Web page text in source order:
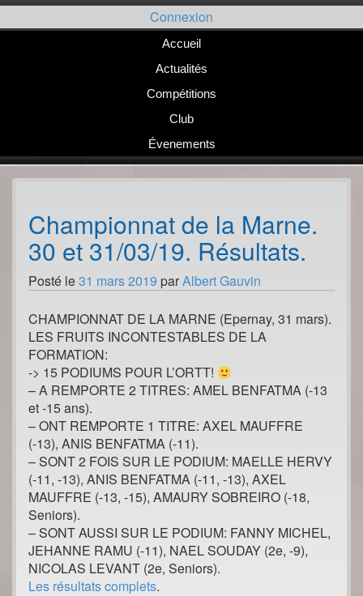
Passer
au
Connexion
Accueil
Actualités
Compétitions
Club
Évenements
Championnat de la Marne.
30 et 31/03/19. Résultats.
Posté le31 mars 2019 parAlbert Gauvin
CHAMPIONNAT DE LA MARNE (Epernay, 31 mars).
LES FRUITS INCONTESTABLES DE LA
FORMATION:
-> 15 PODIUMS POUR L’ORTT!
– A REMPORTE 2 TITRES: AMEL BENFATMA (-13
et -15 ans).
– ONT REMPORTE 1 TITRE: AXEL MAUFFRE
(-13), ANIS BENFATMA (-11).
– SONT 2 FOIS SUR LE PODIUM: MAELLE HERVY
(-11, -13), ANIS BENFATMA (-11, -13), AXEL
MAUFFRE (-13, -15), AMAURY SOBREIRO (-18,
Seniors).
– SONT AUSSI SUR LE PODIUM: FANNY MICHEL,
JEHANNE RAMU (-11), NAEL SOUDAY (2e, -9),
NICOLAS LEVANT (2e, Seniors).
Les résultats complets.